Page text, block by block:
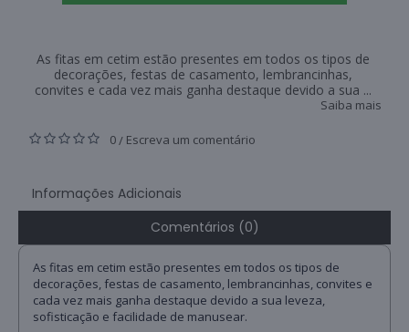
As fitas em cetim estão presentes em todos os tipos de
decorações, festas de casamento, lembrancinhas,
convites e cada vez mais ganha destaque devido a sua ...
Saiba mais
0 / Escreva um comentário
Informações Adicionais
Comentários (0)
As fitas em cetim estão presentes em todos os tipos de
decorações, festas de casamento, lembrancinhas, convites e
cada vez mais ganha destaque devido a sua leveza,
sofisticação e facilidade de manusear.